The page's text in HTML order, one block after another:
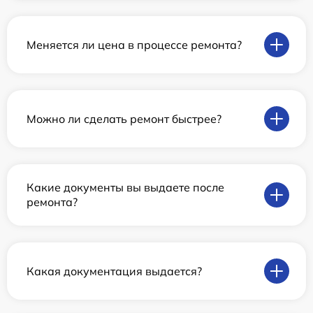
Меняется ли цена в процессе ремонта?
Можно ли сделать ремонт быстрее?
Какие документы вы выдаете после
ремонта?
Какая документация выдается?